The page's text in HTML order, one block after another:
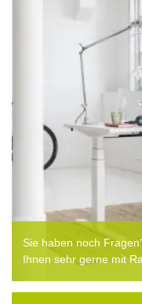
Sie haben noch
Ihnen sehr gerne mit